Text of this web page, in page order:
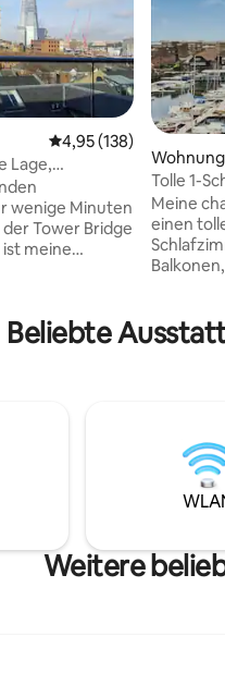
Durchschnittliche
4,95 (138)
Lage,
wenige Minuten
Tower Bridge
meine
zu besuchen.
mit
Wohnung
Tolle 1-
Tower
Meine
einen
findest
Tower of
Pubs
sich in
und
Wahl!
Beliebte
Weitere